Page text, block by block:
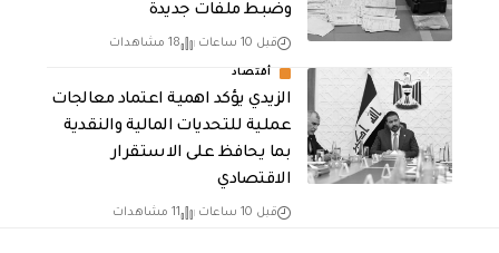
وضبط ملفات جديدة
قبل 10 ساعات 18 مشاهدات
أقتصاد
الزيدي يؤكد اهمية اعتماد معالجات
عملية للتحديات المالية والنقدية
بما يحافظ على الاستقرار
الاقتصادي
قبل 10 ساعات 11 مشاهدات